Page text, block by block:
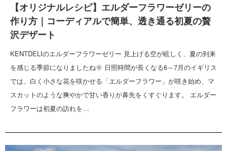
【オリジナルレシピ】エルダーフラワーゼリーの
作り方｜コーディアルで簡単、透き通る初夏の贅
沢デザート
KENTDELIのエルダーフラワーゼリー 見上げる空が眩しく、夏の到来
を感じる季節になりましたね🌞 日照時間が長くなる6～7月のイギリス
では、白く小さな花を咲かせる「エルダーフラワー」が咲き始め、マ
スカットのような爽やかで甘い香りが鼻先をくすぐります。 エルダー
フラワーは初夏の訪れを…